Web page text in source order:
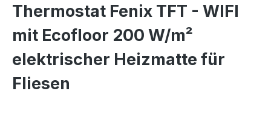
Thermostat Fenix TFT - WIFI
mit Ecofloor 200 W/m²
elektrischer Heizmatte für
Fliesen